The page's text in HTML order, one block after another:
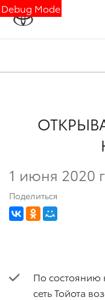
Debug Mode
1 июня 2020
Поделиться
По состоянию
сеть Тойота